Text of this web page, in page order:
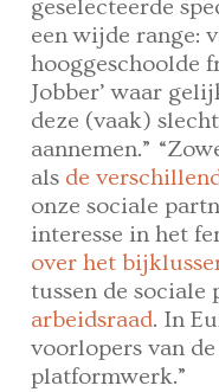
geselecteerde
een wijde range:
hooggeschoolde
Jobber’ waar
deze (vaak)
aannemen.”
als de
onze sociale
interesse in het
over het
tussen de
arbeidsraad. In
voorlopers van
platformwerk.”